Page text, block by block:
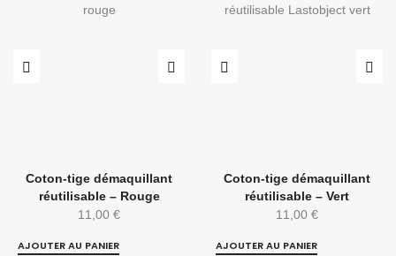
Coton-tige démaquillant
réutilisable – Rouge
11,00 €
AJOUTER AU PANIER
Coton-tige démaquillant
réutilisable – Vert
11,00 €
AJOUTER AU PANIER